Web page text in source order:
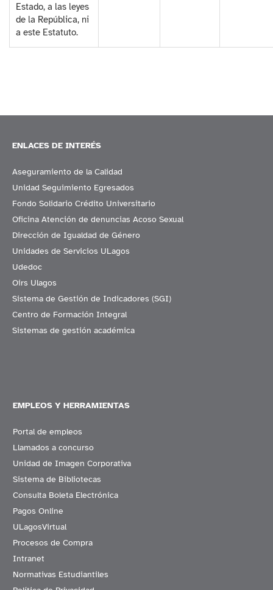
Estado, a las leyes
de la República, ni
a este Estatuto.
ENLACES DE INTERÉS
Aseguramiento de la Calidad
Unidad Seguimiento Egresados
Fondo Solidario Crédito Universitario
Oficina Atención de denuncias Acoso Sexual
Dirección de Igualdad de Género
Unidades de Servicios ULagos
Udedoc
Oirs Ulagos
Sistema de Gestión de Indicadores (SGI)
Centro de Formación Integral
Sistemas de gestión académica
EMPLEOS Y HERRAMIENTAS
Portal de empleos
Llamados a concurso
Unidad de Imagen Corporativa
Sistema de Bibliotecas
Consulta Boleta Electrónica
Pagos Online
ULagosVirtual
Procesos de Compra
Intranet
Normativas Estudiantiles